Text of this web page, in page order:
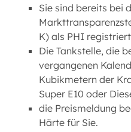
Sie sind bereits bei
K) als PHI
Die Tankstelle, die
vergangenen
Kubikmetern der
Super E10 oder
die Preismeldung
Härte für Sie.